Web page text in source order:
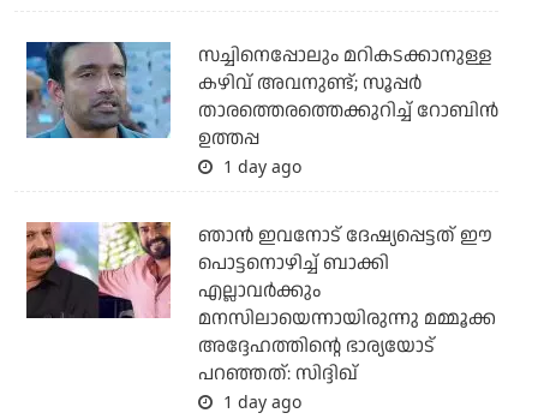
സച്ചിനെപ്പോലും മറികടക്കാനുള്ള
കഴിവ് അവനുണ്ട്; സൂപ്പര്‍
താരത്തെരത്തെക്കുറിച്ച് റോബിന്‍
ഉത്തപ്പ
1 day ago
ഞാന്‍ ഇവനോട് ദേഷ്യപ്പെട്ടത് ഈ
പൊട്ടനൊഴിച്ച് ബാക്കി
എല്ലാവര്‍ക്കും
മനസിലായെന്നായിരുന്നു മമ്മൂക്ക
അദ്ദേഹത്തിന്റെ ഭാര്യയോട്
പറഞ്ഞത്: സിദ്ദിഖ്
1 day ago